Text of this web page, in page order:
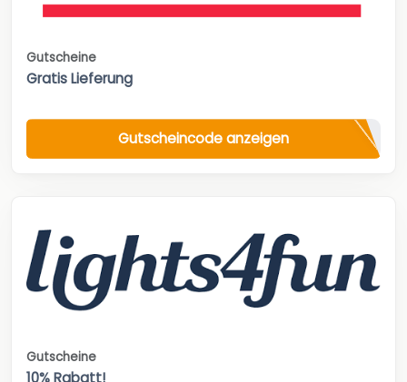
Gutscheine
Gratis Lieferung
Gutscheincode anzeigen
Gutscheine
10% Rabatt!